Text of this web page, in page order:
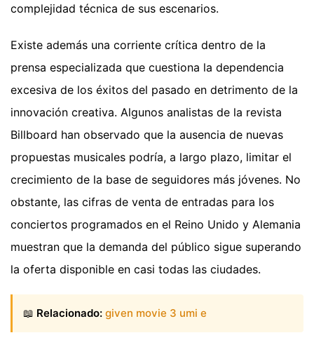
complejidad técnica de sus escenarios.
Existe además una corriente crítica dentro de la
prensa especializada que cuestiona la dependencia
excesiva de los éxitos del pasado en detrimento de la
innovación creativa. Algunos analistas de la revista
Billboard han observado que la ausencia de nuevas
propuestas musicales podría, a largo plazo, limitar el
crecimiento de la base de seguidores más jóvenes. No
obstante, las cifras de venta de entradas para los
conciertos programados en el Reino Unido y Alemania
muestran que la demanda del público sigue superando
la oferta disponible en casi todas las ciudades.
📖 Relacionado: given movie 3 umi e